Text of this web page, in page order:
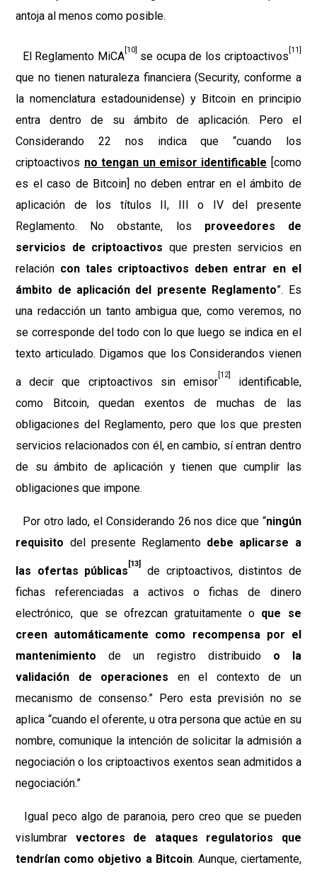
antoja al menos como posible.
El Reglamento MiCA
[10]
se ocupa de los criptoactivos
[11]
que no tienen naturaleza financiera (Security, conforme a
la nomenclatura estadounidense) y Bitcoin en principio
entra dentro de su ámbito de aplicación. Pero el
Considerando 22 nos indica que “cuando los
criptoactivos no tengan un emisor identificable [como
es el caso de Bitcoin] no deben entrar en el ámbito de
aplicación de los títulos II, III o IV del presente
Reglamento. No obstante, los proveedores de
servicios de criptoactivos que presten servicios en
relación con tales criptoactivos deben entrar en el
ámbito de aplicación del presente Reglamento”. Es
una redacción un tanto ambigua que, como veremos, no
se corresponde del todo con lo que luego se indica en el
texto articulado. Digamos que los Considerandos vienen
a decir que criptoactivos sin emisor
[12]
identificable,
como Bitcoin, quedan exentos de muchas de las
obligaciones del Reglamento, pero que los que presten
servicios relacionados con él, en cambio, sí entran dentro
de su ámbito de aplicación y tienen que cumplir las
obligaciones que impone.
Por otro lado, el Considerando 26 nos dice que “ningún
requisito del presente Reglamento debe aplicarse a
las ofertas públicas
[13]
de criptoactivos, distintos de
fichas referenciadas a activos o fichas de dinero
electrónico, que se ofrezcan gratuitamente o que se
creen automáticamente como recompensa por el
mantenimiento de un registro distribuido o la
validación de operaciones en el contexto de un
mecanismo de consenso.” Pero esta previsión no se
aplica “cuando el oferente, u otra persona que actúe en su
nombre, comunique la intención de solicitar la admisión a
negociación o los criptoactivos exentos sean admitidos a
negociación.”
Igual peco algo de paranoia, pero creo que se pueden
vislumbrar vectores de ataques regulatorios que
tendrían como objetivo a Bitcoin. Aunque, ciertamente,